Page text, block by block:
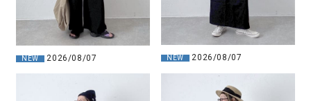
NEW 2026/08/07 NEW 2026/08/07